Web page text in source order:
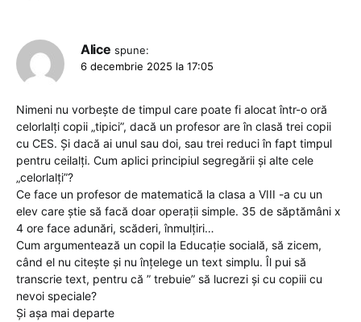
Alice spune:
6 decembrie 2025 la 17:05
Nimeni nu vorbește de timpul care poate fi alocat într-o oră
celorlalți copii „tipici”, dacă un profesor are în clasă trei copii
cu CES. Și dacă ai unul sau doi, sau trei reduci în fapt timpul
pentru ceilalți. Cum aplici principiul segregării și alte cele
„celorlalți”?
Ce face un profesor de matematică la clasa a VIII -a cu un
elev care știe să facă doar operații simple. 35 de săptămâni x
4 ore face adunări, scăderi, înmulțiri…
Cum argumentează un copil la Educație socială, să zicem,
când el nu citește și nu înțelege un text simplu. Îl pui să
transcrie text, pentru că ” trebuie” să lucrezi și cu copiii cu
nevoi speciale?
Și așa mai departe